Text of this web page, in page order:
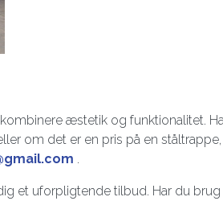
æstetik og funktionalitet.
om det er en pris på en
.
et uforpligtende tilbud. Har du